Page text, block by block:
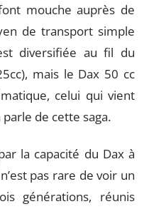
mouche auprès de
de transport simple
diversifiée au fil du
mais le Dax 50 cc
celui qui vient
parle de cette saga.
la capacité du Dax à
pas rare de voir un
générations, réunis